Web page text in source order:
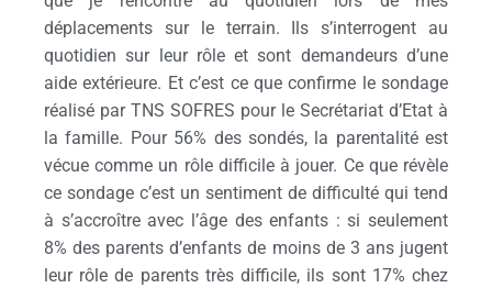
déplacements sur le terrain. Ils s’interrogent au
quotidien sur leur rôle et sont demandeurs d’une
aide extérieure. Et c’est ce que confirme le sondage
réalisé par TNS SOFRES pour le Secrétariat d’Etat à
la famille. Pour 56% des sondés, la parentalité est
vécue comme un rôle difficile à jouer. Ce que révèle
ce sondage c’est un sentiment de difficulté qui tend
à s’accroître avec l’âge des enfants : si seulement
8% des parents d’enfants de moins de 3 ans jugent
leur rôle de parents très difficile, ils sont 17% chez